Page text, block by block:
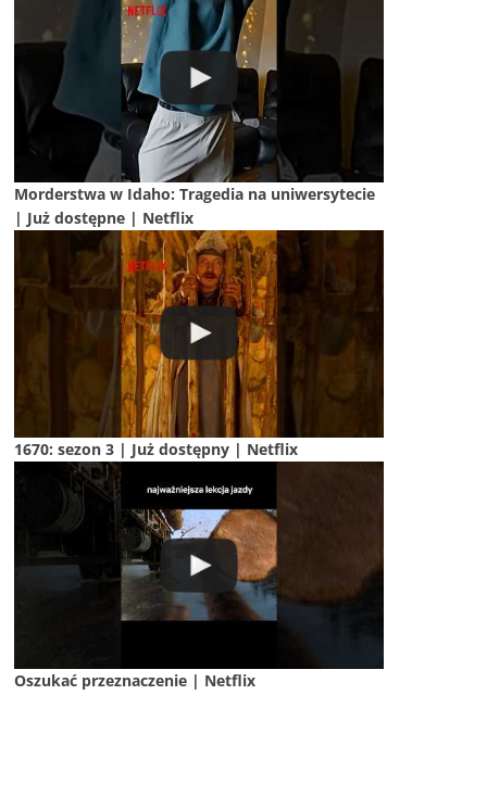
Morderstwa w Idaho: Tragedia na uniwersytecie
| Już dostępne | Netflix
1670: sezon 3 | Już dostępny | Netflix
Oszukać przeznaczenie | Netflix